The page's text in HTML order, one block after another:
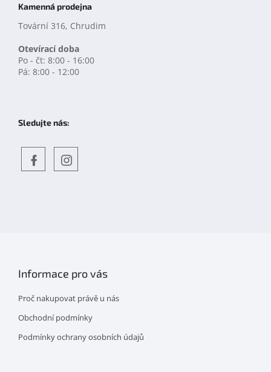
Kamenná prodejna
Tovární 316, Chrudim
Otevírací doba
Po - čt: 8:00 - 16:00
Pá: 8:00 - 12:00
Sledujte nás:
Informace pro vás
Proč nakupovat právě u nás
Obchodní podmínky
Podmínky ochrany osobních údajů